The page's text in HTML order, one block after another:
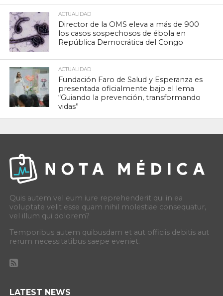
ACTUALIDAD
Director de la OMS eleva a más de 900
los casos sospechosos de ébola en
República Democrática del Congo
ACTUALIDAD
Fundación Faro de Salud y Esperanza es
presentada oficialmente bajo el lema
“Guiando la prevención, transformando
vidas”
Quis autem vel eum iure reprehenderit qui in ea
voluptate velit esse quam nihil molestiae consequatur,
vel illum qui dolorem?
Temporibus autem quibusdam et aut officiis debitis aut
rerum necessitatibus saepe eveniet.
LATEST NEWS